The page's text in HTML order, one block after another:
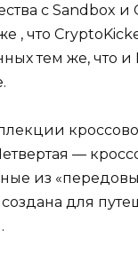
с Sandbox и
, что
тем же, что и
—
из
для